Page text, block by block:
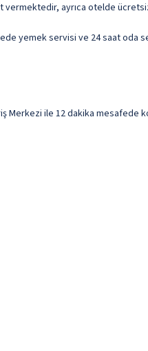
vermektedir, ayrıca otelde
yemek servisi ve 24 saat oda
ile 12 dakika mesafede